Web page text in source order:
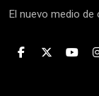
El nuevo medio